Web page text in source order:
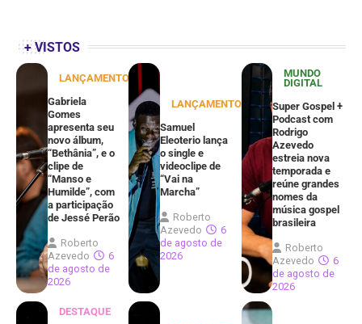
+ VISTOS
LANÇAMENTOS
Gabriela
Gomes
apresenta seu
novo álbum,
“Bethânia”, e o
clipe de
“Manso e
Humilde”, com
a participação
de Jessé Perão
Roberto
Azevedo
6
de agosto de
2026
LANÇAMENTOS
Samuel
Eleoterio lança
o single e
videoclipe de
“Vai na
Marcha”
Roberto
Azevedo
6
de agosto de
2026
MUNDO
DIGITAL
Super Gospel +
Podcast com
Rodrigo
Azevedo
estreia nova
temporada e
reúne grandes
nomes da
música gospel
brasileira
Roberto
Azevedo
6
de agosto de
2026
DESTAQUE